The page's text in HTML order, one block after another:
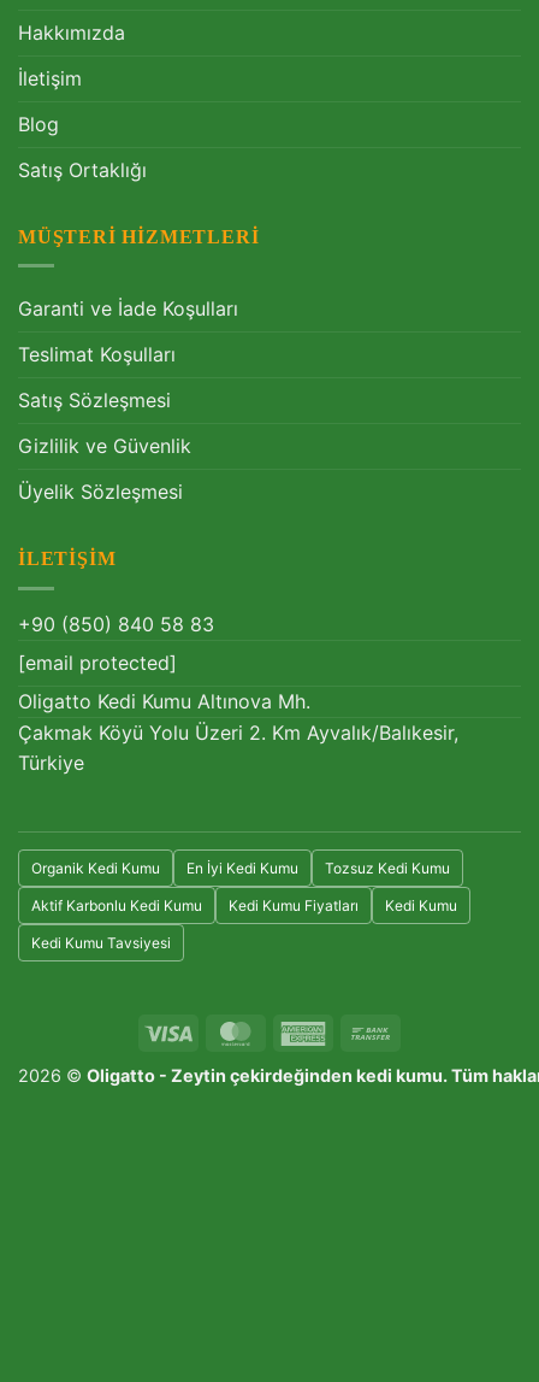
Hakkımızda
İletişim
Blog
Satış Ortaklığı
MÜŞTERI HIZMETLERI
Garanti ve İade Koşulları
Teslimat Koşulları
Satış Sözleşmesi
Gizlilik ve Güvenlik
Üyelik Sözleşmesi
İLETIŞIM
+90 (850) 840 58 83
[email protected]
Oligatto Kedi Kumu Altınova Mh.
Çakmak Köyü Yolu Üzeri 2. Km Ayvalık/Balıkesir,
Türkiye
Organik Kedi Kumu En İyi Kedi Kumu Tozsuz Kedi Kumu
Aktif Karbonlu Kedi Kumu Kedi Kumu Fiyatları Kedi Kumu
Kedi Kumu Tavsiyesi
Visa MasterCardAmerican
2026 © Oligatto - Zeytin çekirdeğinden kedi kumu. Tüm